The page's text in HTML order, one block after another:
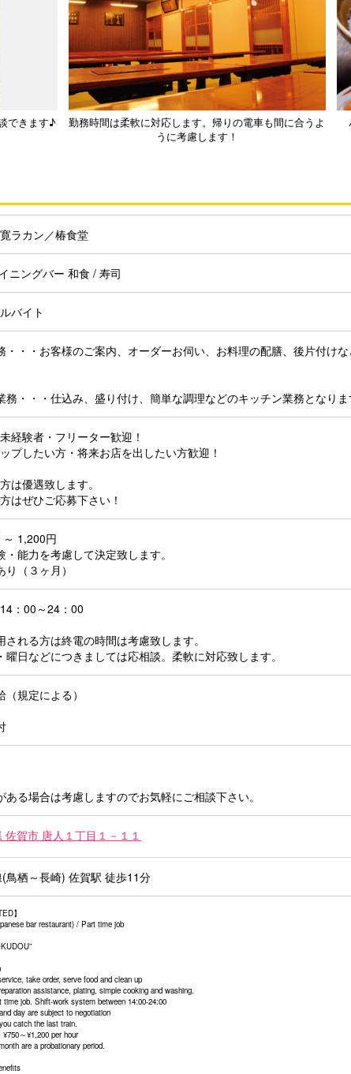
できます♪
勤務時間は柔軟に対応します。帰りの電車も間に合うよ
うに考慮します！
ラカン／椿食堂
ニングバー 和食 / 寿司
バイト
・・・お客様のご案内、オーダーお伺い、お料理の配膳、後片付け
務・・・仕込み、盛り付け、簡単な調理などのキッチン業務となりま
経験者・フリーター歓迎！
プしたい方・将来お店を出したい方歓迎！
は優遇致します。
はぜひご応募下さい！
1,200円
・能力を考慮して決定致します。
（３ヶ月）
：00～24：00
される方は終電の時間は考慮致します。
曜日などにつきましては応相談。柔軟に対応致します。
規定による）
ある場合は考慮しますのでお気軽にご相談下さい。
佐賀市 唐人１丁目１－１１
鳥栖～長崎) 佐賀駅 徒歩11分
】
bar restaurant) / Part time job
take order, serve food and clean up
assistance, plating, simple cooking and washing.
time job. Shift-work system between 14:00-24:00
day are subject to negotiation
catch the last train.
～¥1,200 per hour
are a probationary period.